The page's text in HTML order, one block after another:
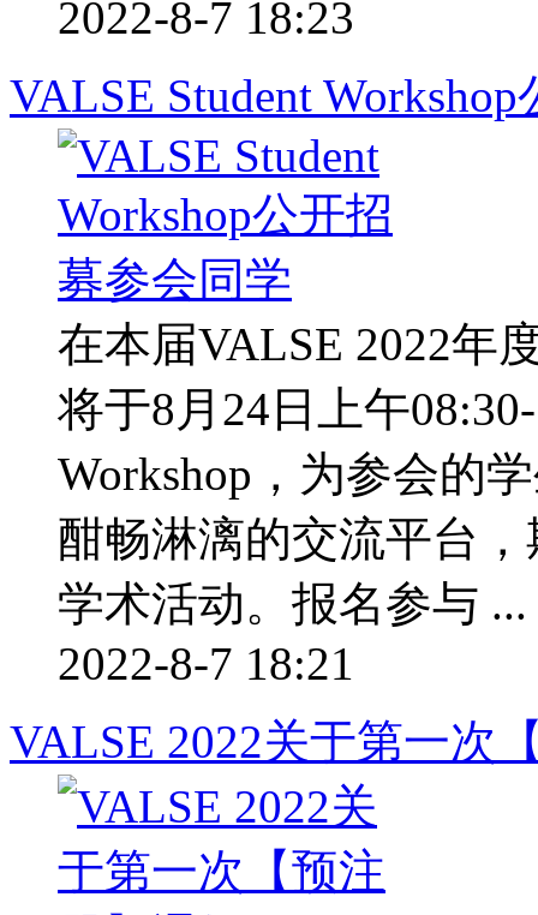
2022-8-7 18:23
VALSE Student
在本届VALSE 2022年
将于8月24日上午
Workshop，为参会的
酣畅淋漓的交流平台
学术活动。报名参与 ...
2022-8-7 18:21
VALSE 2022关于第一次